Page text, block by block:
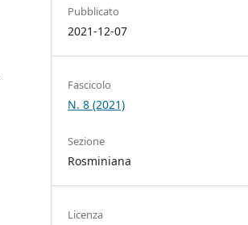
Pubblicato
2021-12-07
Fascicolo
N. 8 (2021)
Sezione
Rosminiana
Licenza